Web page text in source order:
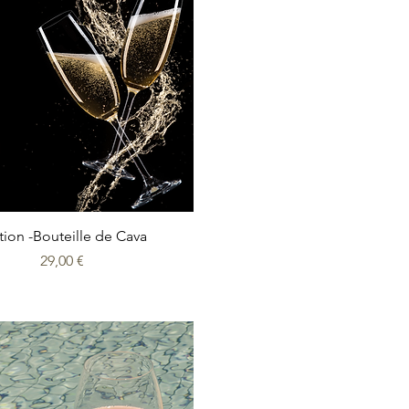
Aperçu rapide
-Bouteille de Cava
Prix
29,00 €